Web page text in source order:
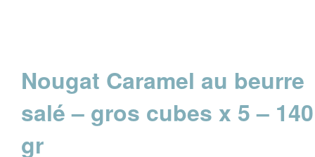
Nougat Caramel au beurre
salé – gros cubes x 5 – 140
gr